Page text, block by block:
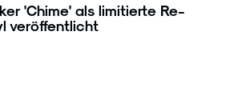
'Chime' als limitierte Re-
veröffentlicht